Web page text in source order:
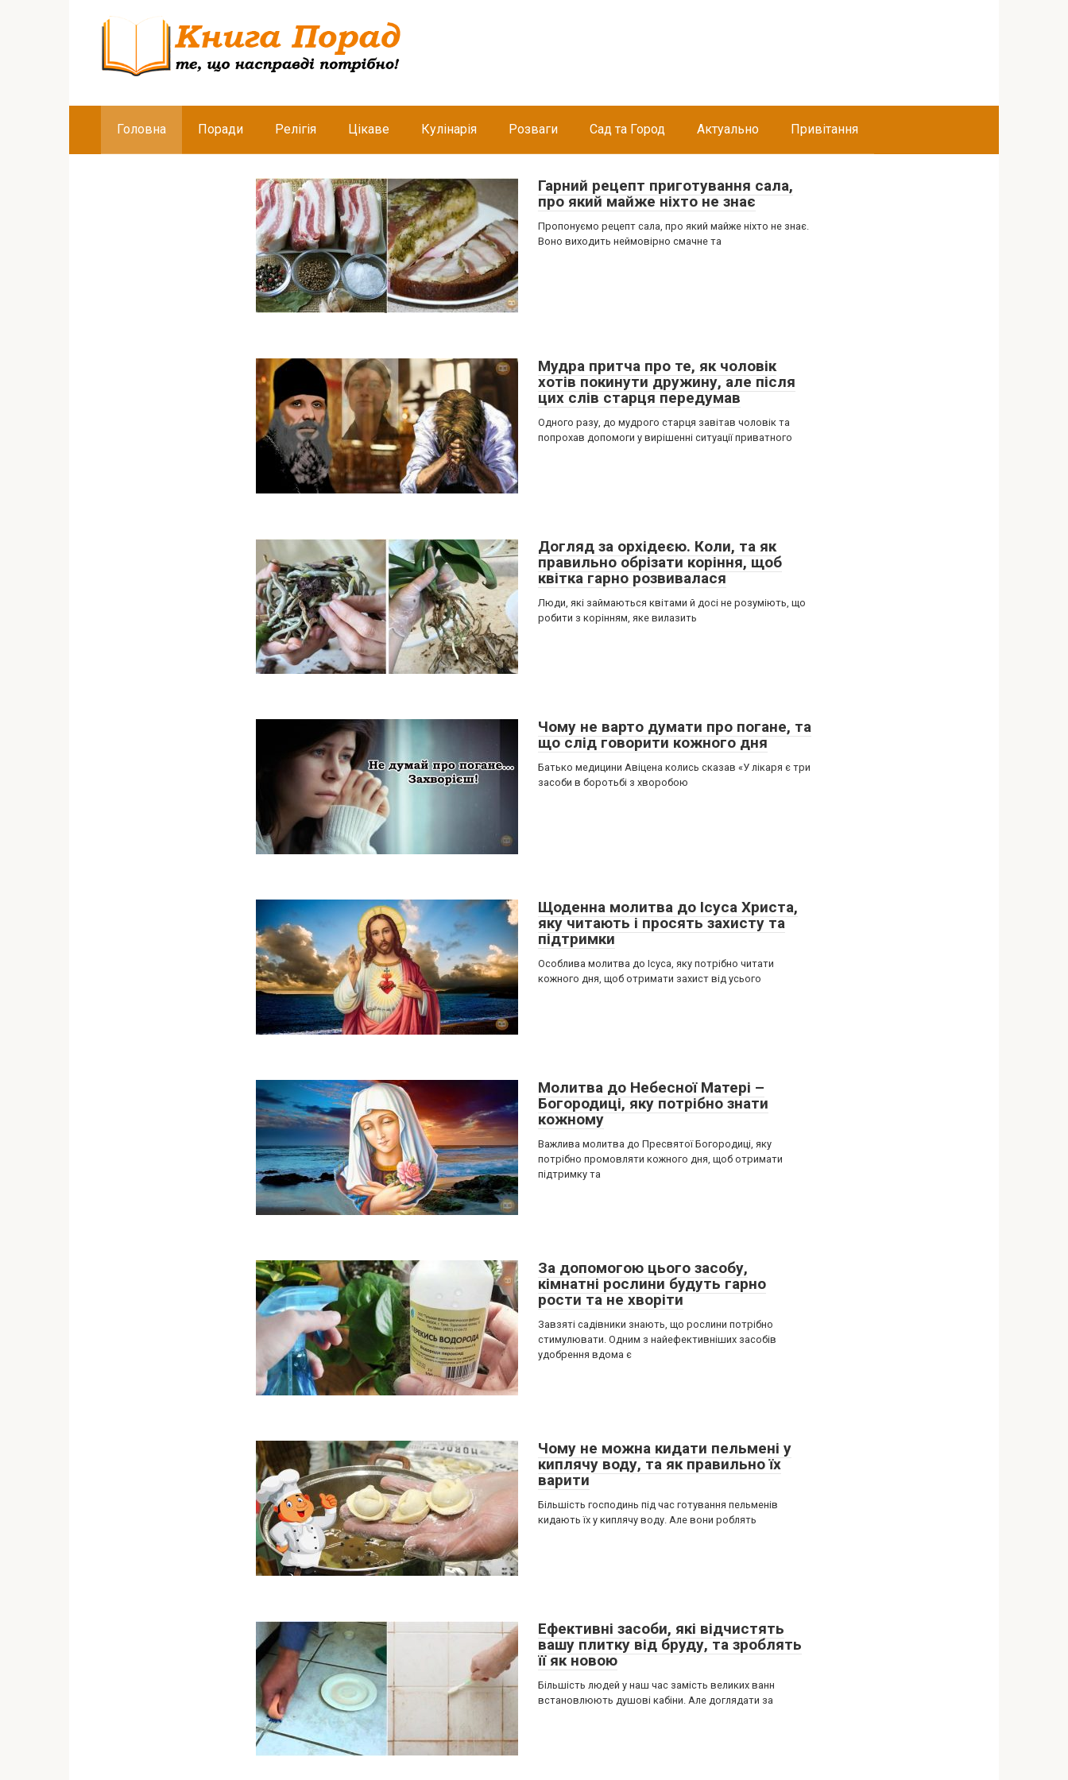
Головна Поради Релігія Цікаве Кулінарія Розваги Сад та Город Актуально Привітання
Гарний рецепт приготування сала,
про який майже ніхто не знає
Пропонуємо рецепт сала, про який майже ніхто не знає.
Воно виходить неймовірно смачне та
Мудра притча про те, як чоловік
хотів покинути дружину, але після
цих слів старця передумав
Одного разу, до мудрого старця завітав чоловік та
попрохав допомоги у вирішенні ситуації приватного
Догляд за орхідеєю. Коли, та як
правильно обрізати коріння, щоб
квітка гарно розвивалася
Люди, які займаються квітами й досі не розуміють, що
робити з корінням, яке вилазить
Чому не варто думати про погане, та
що слід говорити кожного дня
Батько медицини Авіцена колись сказав «У лікаря є три
засоби в боротьбі з хворобою
Щоденна молитва до Ісуса Христа,
яку читають і просять захисту та
підтримки
Особлива молитва до Ісуса, яку потрібно читати
кожного дня, щоб отримати захист від усього
Молитва до Небесної Матері –
Богородиці, яку потрібно знати
кожному
Важлива молитва до Пресвятої Богородиці, яку
потрібно промовляти кожного дня, щоб отримати
підтримку та
За допомогою цього засобу,
кімнатні рослини будуть гарно
рости та не хворіти
Завзяті садівники знають, що рослини потрібно
стимулювати. Одним з найефективніших засобів
удобрення вдома є
Чому не можна кидати пельмені у
киплячу воду, та як правильно їх
варити
Більшість господинь під час готування пельменів
кидають їх у киплячу воду. Але вони роблять
Ефективні засоби, які відчистять
вашу плитку від бруду, та зроблять
її як новою
Більшість людей у наш час замість великих ванн
встановлюють душові кабіни. Але доглядати за